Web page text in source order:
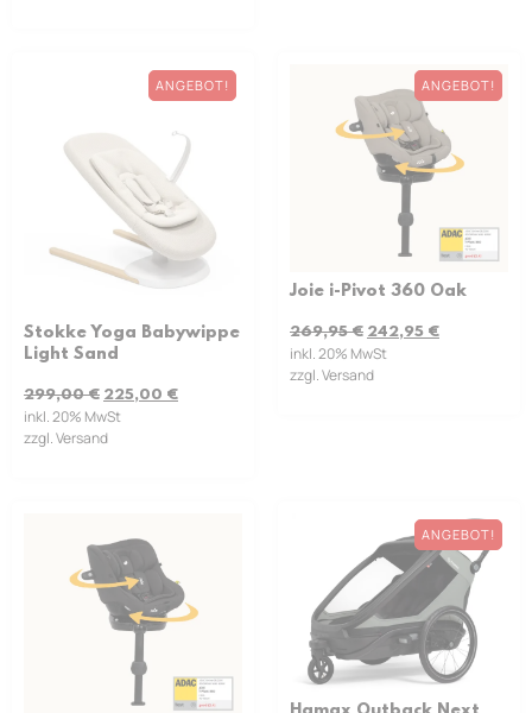
ANGEBOT!
Stokke Yoga Babywippe
Light Sand
299,00€ 225,00 €
inkl. 20% MwSt
zzgl. Versand
ANGEBOT!
Joie i-Pivot 360 Oak
269,95€ 242,95 €
inkl. 20% MwSt
zzgl. Versand
ANGEBOT!